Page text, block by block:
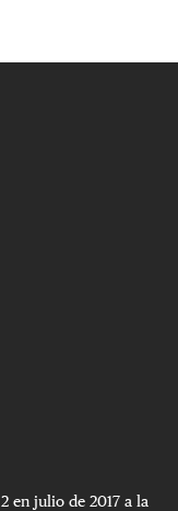
en julio de 2017 a la